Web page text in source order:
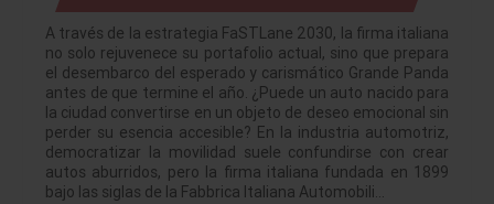
A través de la estrategia FaSTLane 2030, la firma italiana
no solo rejuvenece su portafolio actual, sino que prepara
el desembarco del esperado y carismático Grande Panda
antes de que termine el año. ¿Puede un auto nacido para
la ciudad convertirse en un objeto de deseo emocional sin
perder su esencia accesible? En la industria automotriz,
democratizar la movilidad suele confundirse con crear
autos aburridos, pero la firma italiana fundada en 1899
bajo las siglas de la Fabbrica Italiana Automobili…